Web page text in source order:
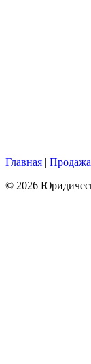
Главная |
© 2026